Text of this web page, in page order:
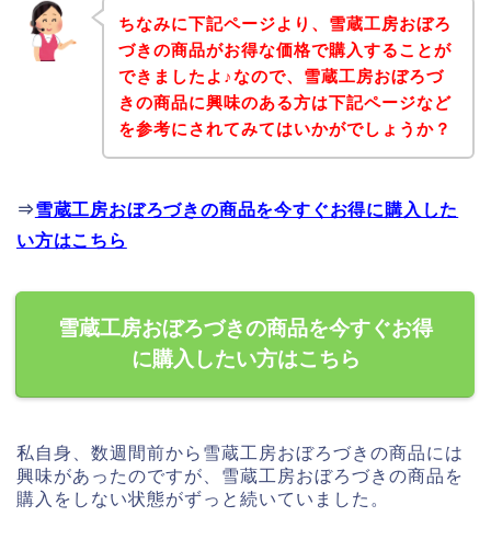
ちなみに下記ページより、雪蔵工房おぼろ
づきの商品がお得な価格で購入することが
できましたよ♪なので、雪蔵工房おぼろづ
きの商品に興味のある方は下記ページなど
を参考にされてみてはいかがでしょうか？
⇒雪蔵工房おぼろづきの商品を今すぐお得に購入した
い方はこちら
雪蔵工房おぼろづきの商品を今すぐお得
に購入したい方はこちら
私自身、数週間前から雪蔵工房おぼろづきの商品には
興味があったのですが、雪蔵工房おぼろづきの商品を
購入をしない状態がずっと続いていました。